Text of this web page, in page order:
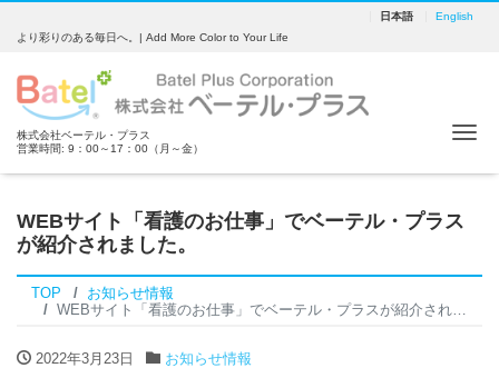
日本語
English
より彩りのある毎日へ。| Add More Color to Your Life
株式会社ベーテル・プラス
営業時間: 9：00～17：00（月～金）
WEBサイト「看護のお仕事」でベーテル・プラス
が紹介されました。
TOP
お知らせ情報
WEBサイト「看護のお仕事」でベーテル・プラスが紹介されました。
2022年3月23日 お知らせ情報